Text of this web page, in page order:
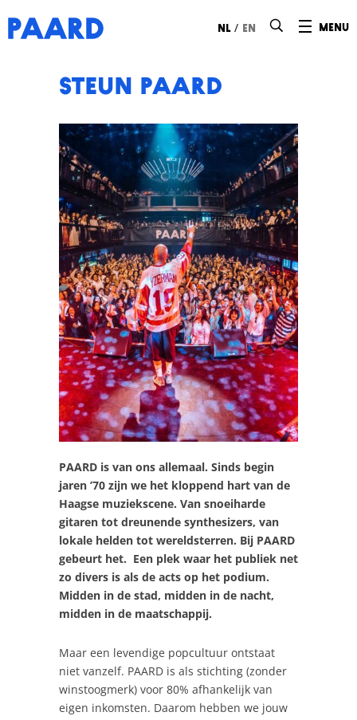
menu
nl / en
STEUN PAARD
PAARD is van ons allemaal. Sinds begin
jaren ’70 zijn we het kloppend hart van de
Haagse muziekscene. Van snoeiharde
gitaren tot dreunende synthesizers, van
lokale helden tot wereldsterren. Bij PAARD
gebeurt het. Een plek waar het publiek net
zo divers is als de acts op het podium.
Midden in de stad, midden in de nacht,
midden in de maatschappij.
Maar een levendige popcultuur ontstaat
niet vanzelf. PAARD is als stichting (zonder
winstoogmerk) voor 80% afhankelijk van
eigen inkomsten. Daarom hebben we jouw